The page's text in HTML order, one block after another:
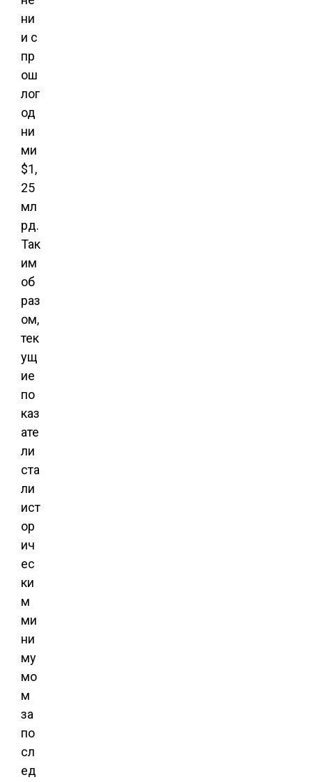
ни
и с
пр
ош
лог
од
ни
ми
$1,
25
мл
рд.
Так
им
об
раз
ом,
тек
ущ
ие
по
каз
ате
ли
ста
ли
ист
ор
ич
ес
ки
м
ми
ни
му
мо
м
за
по
сл
ед